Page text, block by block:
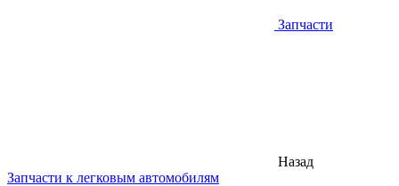
Запчасти
Назад
Запчасти к легковым автомобилям